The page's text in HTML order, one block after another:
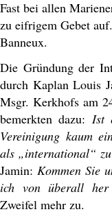
Fast bei allen
zu eifrigem Gebet
Banneux.
Die Gründung der
durch Kaplan Louis
Msgr. Kerkhofs am
bemerkten dazu: Ist
Vereinigung kaum
als „international“ zu
Jamin:Kommen Sie
ich von überall
Zweifel mehr zu.